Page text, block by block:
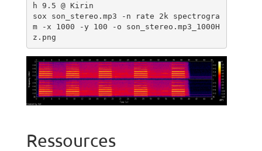
h 9.5 @ Kirin
sox son_stereo.mp3 -n rate 2k spectrogra
m -x 1000 -y 100 -o son_stereo.mp3_1000H
z.png
Ressources